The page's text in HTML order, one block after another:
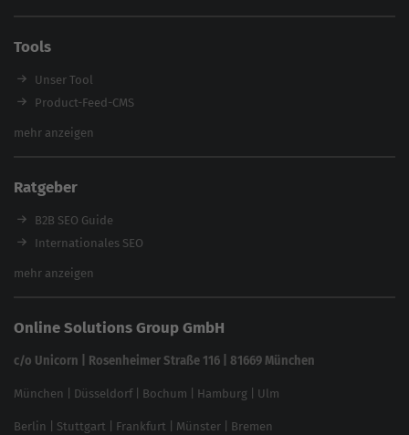
Enterprise SEO Agentur
Workshops
Tools
Unser Tool
Product-Feed-CMS
Website Analyse
Backlink-Check
Ladezeiten-Check
Brand Protection Tool
Website SEO Check
feed2content.ai
mehr anzeigen
Ratgeber
B2B SEO Guide
Internationales SEO
eCommerce SEO
In ChatGPT gefunden werden
Linkbuilding 2025
Local SEO
SEO für Online Shops
mehr anzeigen
Online Solutions Group GmbH
c/o Unicorn | Rosenheimer Straße 116 | 81669 München
München Düsseldorf| Bochum Hamburg Ulm
Berlin Stuttgart Frankfurt Münster Bremen